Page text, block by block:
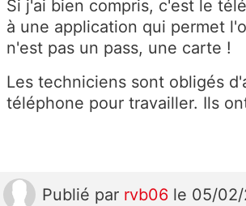
Si j'ai bien compris, c'est le
à une application qui permet
n'est pas un pass, une carte !
Les techniciens sont obligés
téléphone pour travailler. Ils
Publié par rvb06 le 05/02/